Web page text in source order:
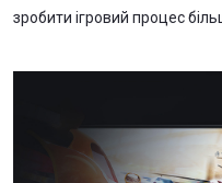
зробити ігровий процес